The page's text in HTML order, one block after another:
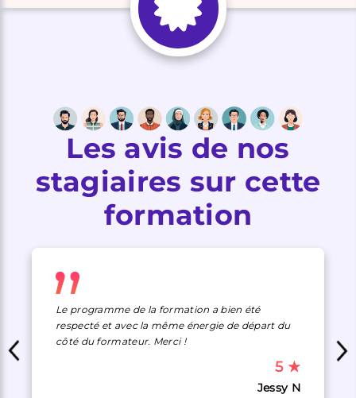
Les avis de nos
stagiaires sur cette
formation
Le programme de la formation a bien été
respecté et avec la même énergie de départ du
côté du formateur. Merci !
5 ★
Jessy N